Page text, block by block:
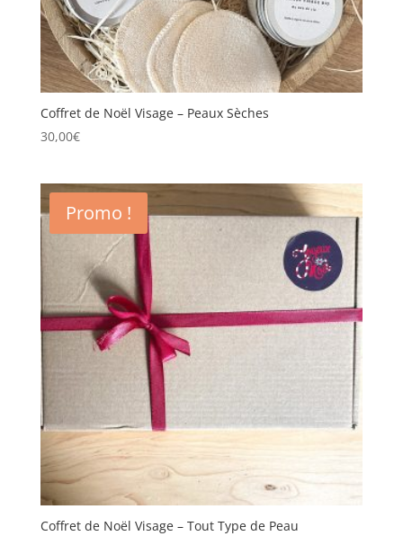
Coffret de Noël Visage – Peaux Sèches
30,00€
Promo !
Coffret de Noël Visage – Tout Type de Peau